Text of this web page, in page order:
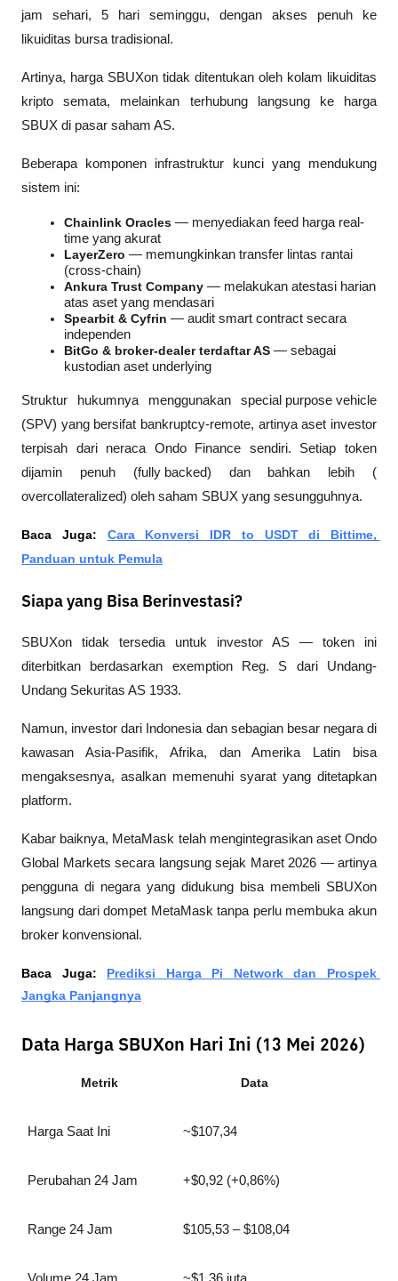
jam sehari, 5 hari seminggu, dengan akses penuh ke
likuiditas bursa tradisional.
Artinya, harga SBUXon tidak ditentukan oleh kolam likuiditas
kripto semata, melainkan terhubung langsung ke harga
SBUX di pasar saham AS.
Beberapa komponen infrastruktur kunci yang mendukung
sistem ini:
Chainlink Oracles — menyediakan feed harga real-
time yang akurat
LayerZero — memungkinkan transfer lintas rantai
(cross-chain)
Ankura Trust Company — melakukan atestasi harian
atas aset yang mendasari
Spearbit & Cyfrin — audit smart contract secara
independen
BitGo & broker-dealer terdaftar AS — sebagai
kustodian aset underlying
Struktur hukumnya menggunakan special purpose vehicle
(SPV) yang bersifat bankruptcy-remote, artinya aset investor
terpisah dari neraca Ondo Finance sendiri. Setiap token
dijamin penuh (fully backed) dan bahkan lebih (
overcollateralized) oleh saham SBUX yang sesungguhnya.
Baca Juga: Cara Konversi IDR to USDT di Bittime,
Panduan untuk Pemula
Siapa yang Bisa Berinvestasi?
SBUXon tidak tersedia untuk investor AS — token ini
diterbitkan berdasarkan exemption Reg. S dari Undang-
Undang Sekuritas AS 1933.
Namun, investor dari Indonesia dan sebagian besar negara di
kawasan Asia-Pasifik, Afrika, dan Amerika Latin bisa
mengaksesnya, asalkan memenuhi syarat yang ditetapkan
platform.
Kabar baiknya, MetaMask telah mengintegrasikan aset Ondo
Global Markets secara langsung sejak Maret 2026 — artinya
pengguna di negara yang didukung bisa membeli SBUXon
langsung dari dompet MetaMask tanpa perlu membuka akun
broker konvensional.
Baca Juga: Prediksi Harga Pi Network dan Prospek
Jangka Panjangnya
Data Harga SBUXon Hari Ini (13 Mei 2026)
Metrik Data
Harga Saat Ini ~$107,34
Perubahan 24 Jam +$0,92 (+0,86%)
Range 24 Jam $105,53 – $108,04